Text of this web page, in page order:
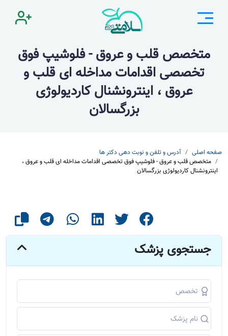
متخصص قلب و عروق - فلوشیپ فوق
تخصصی اقدامات مداخله ای قلب و
عروق ، اینترونشنال کاردیولوژی
بزرگسالان
صفحه اصلی
آدرس و تلفن و نوبت دهی دکتر ها
متخصص قلب و عروق - فلوشیپ فوق تخصصی اقدامات مداخله ای قلب و عروق ،
اینترونشنال کاردیولوژی بزرگسالان
جستجوی پزشک